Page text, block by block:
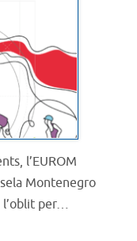
l’EUROM
Montenegro
l’oblit per…